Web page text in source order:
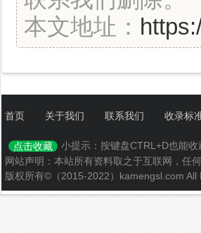
本文地址：
首页 关于我们 联系我们 收录标
点击收藏
小提示：按键盘CTRL+D也能收
网站声明：本站所有资料取之于互联网，任
版权所有©（2015-2022）kamengsl.com All